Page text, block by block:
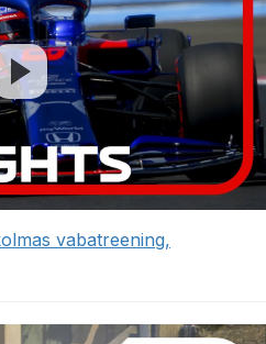
vabatreening,